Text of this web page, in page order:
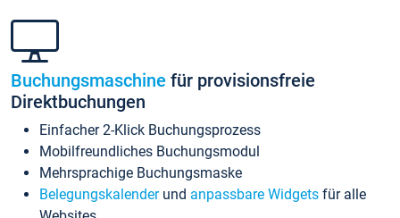
Buchungsmaschine für provisionsfreie
Direktbuchungen
Einfacher 2-Klick Buchungsprozess
Mobilfreundliches Buchungsmodul
Mehrsprachige Buchungsmaske
Belegungskalenderund anpassbare Widgets für alle